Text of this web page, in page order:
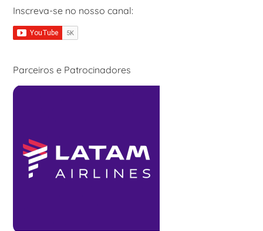
Inscreva-se no nosso canal:
Parceiros e Patrocinadores